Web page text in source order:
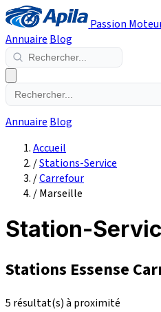
Passion
Annuaire Blog
Annuaire Blog
Accueil
/Stations-Service
/Carrefour
/Marseille
Station-
Stations Essense
5 résultat(s) à proximité